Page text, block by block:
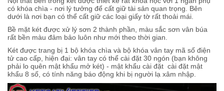
có khóa chìa - nơi lý tưởng để cất giữ tài sản quan trọng. Bên
dưới là nơi bạn có thể cất giữ các loại giấy tờ rất thoải mái.
Bề mặt két được xử lý sơn 2 thành phần, màu sắc sơn vân búa
rất bền màu đảm bảo luôn như mới theo thời gian.
Két được trang bị 1 bộ khóa chìa và bộ khóa vân tay mã số điện
tử cao cấp, hiện đại: vân tay có thể cài đặt 30 ngón (bạn không
phải lo quên mật khẩu mở két) - mật khẩu cài đặt cài đặt mật
khẩu 8 số, có tính năng báo động khi bị người lạ xâm nhập.